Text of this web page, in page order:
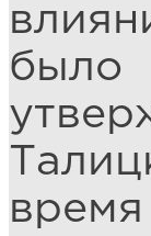
было